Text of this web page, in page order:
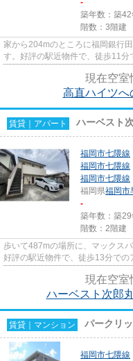
-
築年数：築
階数：3階建
家から204mのところに福岡銀行
す。好評の駅近物件で、徒歩11
現在空室
高直ハイツへ
賃貸｜アパート ハーベスト
福岡市七隈線
福岡市七隈線
福岡市七隈線
福岡県福岡市
-
築年数：築
階数：2階建
歩いて487mの場所に、マックス
好評の駅近物件で、徒歩13分で
現在空室
ハーベスト次郎
賃貸｜マンション パークリ
福岡市七隈線